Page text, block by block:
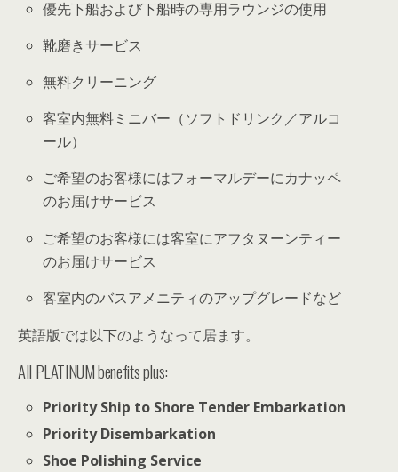
優先下船および下船時の専用ラウンジの使用
靴磨きサービス
無料クリーニング
客室内無料ミニバー（ソフトドリンク／アルコ
ール）
ご希望のお客様にはフォーマルデーにカナッペ
のお届けサービス
ご希望のお客様には客室にアフタヌーンティー
のお届けサービス
客室内のバスアメニティのアップグレードなど
英語版では以下のようなって居ます。
All PLATINUM benefits plus:
Priority Ship to Shore Tender Embarkation
Priority Disembarkation
Shoe Polishing Service